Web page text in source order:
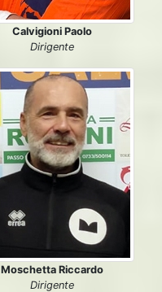
Calvigioni Paolo
Dirigente
Moschetta Riccardo
Dirigente